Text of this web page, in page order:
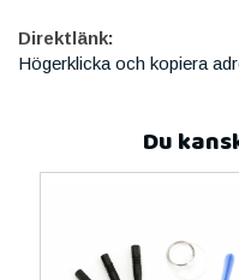
Direktlänk:
Högerklicka och kopiera
Du